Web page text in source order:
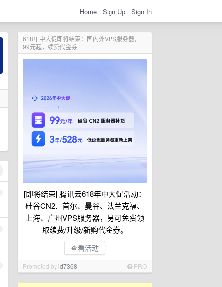
Home Sign Up Sign In
618年中大促即将结束：国内外VPS服务器，
99元起，续费代金券
[即将结束] 腾讯云618年中大促活动：
硅谷CN2、首尔、曼谷、法兰克福、
上海、广州VPS服务器，另可免费领
取续费/升级/新购代金券。
查看活动
Promoted byid7368 PRO